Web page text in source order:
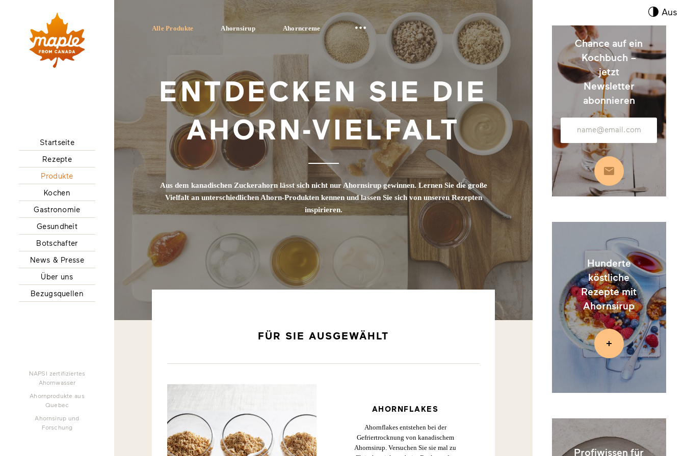
Aus
Startseite
Rezepte
Produkte
Kochen
Gastronomie
Gesundheit
Botschafter
News & Presse
Über uns
Bezugsquellen
NAPSI zertifiziertes
Ahornwasser
Ahornprodukte aus
Quebec
Ahornsirup und
Forschung
Alle Produkte Ahornsirup Ahorncreme
ENTDECKEN SIE DIE
AHORN-VIELFALT
Aus dem kanadischen Zuckerahorn lässt sich nicht nur Ahornsirup gewinnen. Lernen Sie die große
Vielfalt an unterschiedlichen Ahorn-Produkten kennen und lassen Sie sich von unseren Rezepten
inspirieren.
FÜR SIE AUSGEWÄHLT
AHORNFLAKES
Ahornflakes entstehen bei der
Gefriertrocknung von kanadischem
Ahornsirup. Versuchen Sie sie mal zu
Chance auf ein
Kochbuch –
jetzt
Newsletter
abonnieren
Adresse
Abonnieren
Hunderte
köstliche
Rezepte mit
Ahornsirup
Profiwissen für